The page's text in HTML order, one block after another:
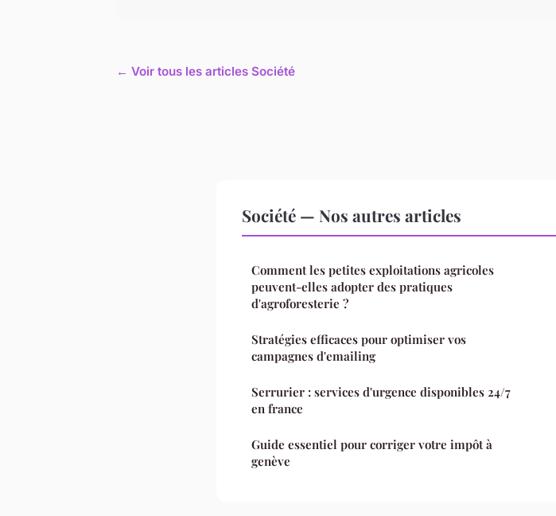
← Voir tous les articles Société
Société — Nos autres articles
Comment les petites exploitations agricoles
peuvent-elles adopter des pratiques
d'agroforesterie ?
Stratégies efficaces pour optimiser vos
campagnes d'emailing
Serrurier : services d'urgence disponibles 24/7
en france
Guide essentiel pour corriger votre impôt à
genève